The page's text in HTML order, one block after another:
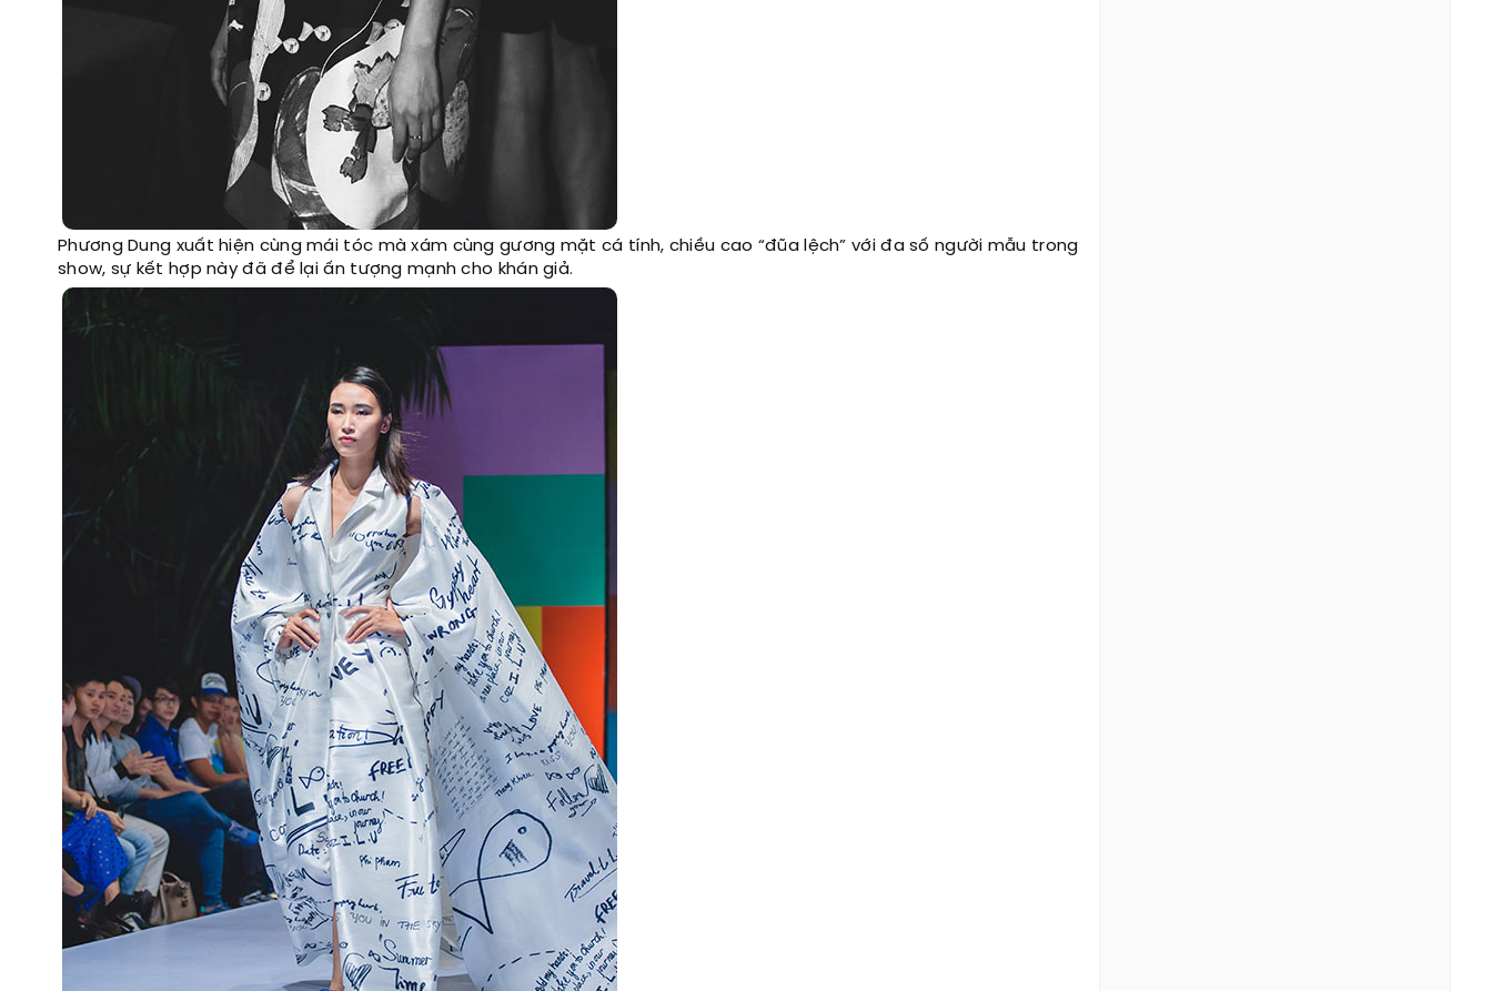
Phương Dung xuất hiện cùng mái tóc mà xám cùng gương mặt cá tính, chiều cao “đũa lệch” với đa số người mẫu trong
show, sự kết hợp này đã để lại ấn tượng mạnh cho khán giả.